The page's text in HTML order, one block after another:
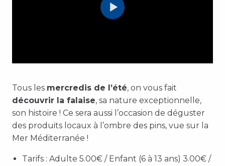
Tous les mercredis de l’été, on vous fait
découvrir la falaise, sa nature exceptionnelle,
son histoire ! Ce sera aussi l’occasion de déguster
des produits locaux à l’ombre des pins, vue sur la
Mer Méditerranée !
Tarifs : Adulte 5.00€ / Enfant (6 à 13 ans) 3.00€ /